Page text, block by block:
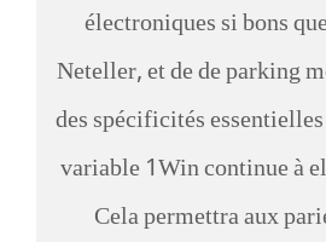
électroniques si bons
Neteller, et de de parking
des spécificités
variable 1Win continue à
Cela permettra aux